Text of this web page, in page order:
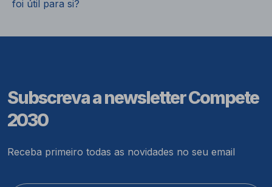
foi útil para si?
Subscreva a newsletter Compete
2030
Receba primeiro todas as novidades no seu email